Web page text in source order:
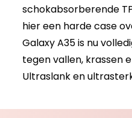
schokabsorberende
hier een harde case
Galaxy A35 is nu
tegen vallen, krassen
Ultraslank en